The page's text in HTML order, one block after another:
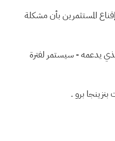
من إقناع المستثمرين بأن مشكلة
يدعمه - سيستمر لفترة
بنزينجا برو.